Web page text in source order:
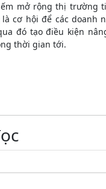
mở rộng thị trường
là cơ hội để các
đó tạo điều kiện
thời gian tới.